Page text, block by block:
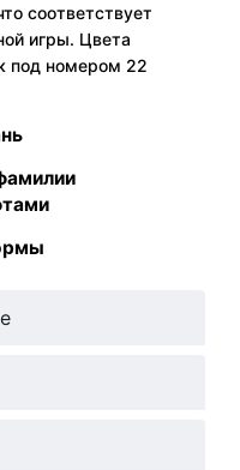
соответствует
игры. Цвета
под номером 22